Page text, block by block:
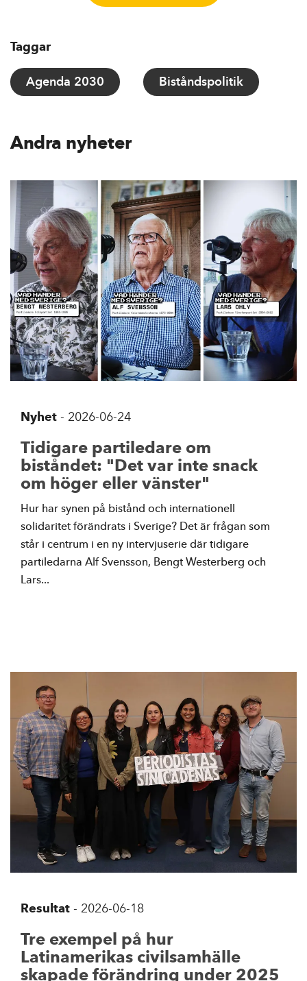
Taggar
Agenda 2030 Biståndspolitik
Andra nyheter
Nyhet - 2026-06-24
Tidigare partiledare om
biståndet: "Det var inte snack
om höger eller vänster"
Hur har synen på bistånd och internationell
solidaritet förändrats i Sverige? Det är frågan som
står i centrum i en ny intervjuserie där tidigare
partiledarna Alf Svensson, Bengt Westerberg och
Lars...
Resultat - 2026-06-18
Tre exempel på hur
Latinamerikas civilsamhälle
skapade förändring under 2025